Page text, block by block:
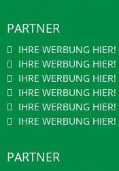
PARTNER
IHRE WERBUNG HIER!
IHRE WERBUNG HIER!
IHRE WERBUNG HIER!
IHRE WERBUNG HIER!
IHRE WERBUNG HIER!
IHRE WERBUNG HIER!
PARTNER